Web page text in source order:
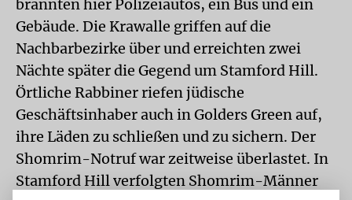
brannten hier Polizeiautos, ein Bus und ein
Gebäude. Die Krawalle griffen auf die
Nachbarbezirke über und erreichten zwei
Nächte später die Gegend um Stamford Hill.
Örtliche Rabbiner riefen jüdische
Geschäftsinhaber auch in Golders Green auf,
ihre Läden zu schließen und zu sichern. Der
Shomrim-Notruf war zeitweise überlastet. In
Stamford Hill verfolgten Shomrim-Männer